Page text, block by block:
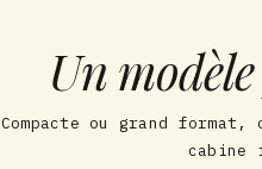
Un
Compacte ou grand
cabine